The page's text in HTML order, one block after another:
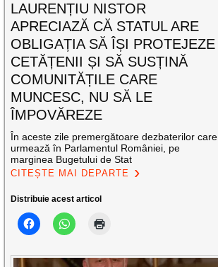
LAURENȚIU NISTOR
APRECIAZĂ CĂ STATUL ARE
OBLIGAȚIA SĂ ÎȘI PROTEJEZE
CETĂȚENII ȘI SĂ SUSȚINĂ
COMUNITĂȚILE CARE
MUNCESC, NU SĂ LE
ÎMPOVĂREZE
În aceste zile premergătoare dezbaterilor care
urmează în Parlamentul României, pe
marginea Bugetului de Stat
CITEȘTE MAI DEPARTE
Distribuie acest articol